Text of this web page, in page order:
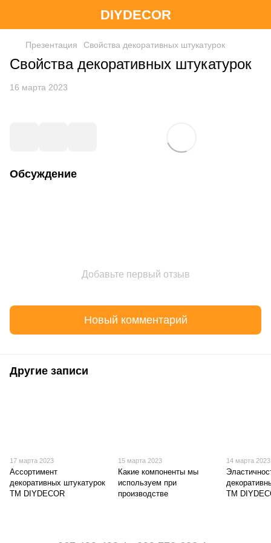
DIYDECOR
Презентация Свойства декоративных штукатурок
Свойства декоративных штукатурок
16 марта 2023
Обсуждение
Добавьте первый отзыв
Новый комментарий
Другие записи
17 марта 2023
Ассортимент
декоративных штукатурок
ТМ DIYDECOR
15 марта 2023
Какие компоненты мы
используем при
производстве
14 марта 2023
ТМ